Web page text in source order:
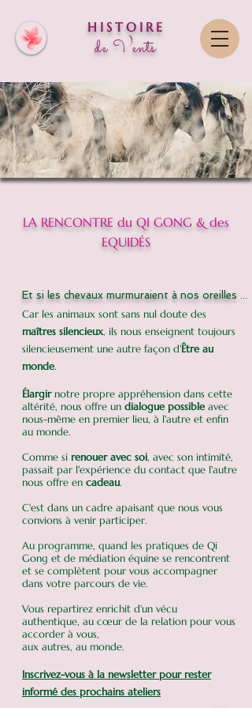
HISTOIRE
de Vents
LA RENCONTRE du QI GONG & des
EQUIDÉS
Et si les chevaux murmuraient à nos oreilles ...
Car les animaux sont sans nul doute des
maîtres silencieux, ils nous enseignent toujours
silencieusement une autre façon d'Être au
monde.
Élargirnotre propre appréhension dans cette
altérité, nous offre un dialogue possibleavec
nous-même en premier lieu, à l'autre et enfin
au monde.
Comme si renouer avec soi, avec son intimité,
passait par l'expérience du contact que l'autre
nous offre en cadeau.
C'est dans un cadre apaisant que nous vous
convions à venir participer.
Au programme, quand les pratiques de Qi
Gong et de médiation équine se rencontrent
et se complètent pour vous accompagner
dans votre parcours de vie.
Vous repartirez enrichit d'un vécu
authentique, au cœur de la relation pour vous
accorder à vous,
aux autres, au monde.​
Inscrivez-vous à la newsletter pour rester
informé des prochains ateliers